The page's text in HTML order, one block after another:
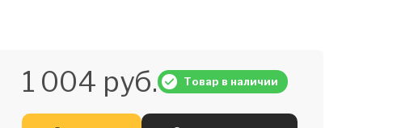
1 004 руб. Товар в наличии